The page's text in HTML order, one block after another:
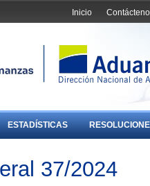
Inicio
ESTADÍSTICAS
37/2024